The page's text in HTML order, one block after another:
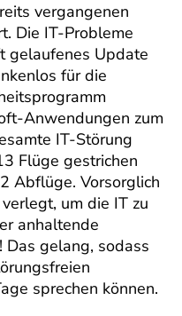
vergangenen
Die IT-Probleme
gelaufenes Update
für die
Anwendungen zum
IT-Störung
Flüge gestrichen
Abflüge. Vorsorglich
um die IT zu
anhaltende
Das gelang, sodass
sprechen können.